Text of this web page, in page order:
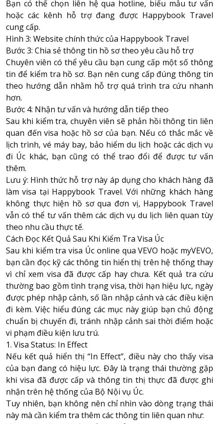
Bạn có thể chọn liên hệ qua hotline, biểu mẫu tư vấn
hoặc các kênh hỗ trợ đang được Happybook Travel
cung cấp.
Hình 3: Website chính thức của Happybook Travel
Bước 3: Chia sẻ thông tin hồ sơ theo yêu cầu hỗ trợ
Chuyên viên có thể yêu cầu bạn cung cấp một số thông
tin để kiểm tra hồ sơ. Bạn nên cung cấp đúng thông tin
theo hướng dẫn nhằm hỗ trợ quá trình tra cứu nhanh
hơn.
Bước 4: Nhận tư vấn và hướng dẫn tiếp theo
Sau khi kiểm tra, chuyên viên sẽ phản hồi thông tin liên
quan đến visa hoặc hồ sơ của bạn. Nếu có thắc mắc về
lịch trình, vé máy bay, bảo hiểm du lịch hoặc các dịch vụ
đi Úc khác, bạn cũng có thể trao đổi để được tư vấn
thêm.
Lưu ý: Hình thức hỗ trợ này áp dụng cho khách hàng đã
làm visa tại Happybook Travel. Với những khách hàng
không thực hiện hồ sơ qua đơn vị, Happybook Travel
vẫn có thể tư vấn thêm các dịch vụ du lịch liên quan tùy
theo nhu cầu thực tế.
Cách Đọc Kết Quả Sau Khi Kiểm Tra Visa Úc
Sau khi kiểm tra visa Úc online qua VEVO hoặc myVEVO,
bạn cần đọc kỹ các thông tin hiển thị trên hệ thống thay
vì chỉ xem visa đã được cấp hay chưa. Kết quả tra cứu
thường bao gồm tình trạng visa, thời hạn hiệu lực, ngày
được phép nhập cảnh, số lần nhập cảnh và các điều kiện
đi kèm. Việc hiểu đúng các mục này giúp bạn chủ động
chuẩn bị chuyến đi, tránh nhập cảnh sai thời điểm hoặc
vi phạm điều kiện lưu trú.
1. Visa Status: In Effect
Nếu kết quả hiển thị “In Effect”, điều này cho thấy visa
của bạn đang có hiệu lực. Đây là trạng thái thường gặp
khi visa đã được cấp và thông tin thị thực đã được ghi
nhận trên hệ thống của Bộ Nội vụ Úc.
Tuy nhiên, bạn không nên chỉ nhìn vào dòng trạng thái
này mà cần kiểm tra thêm các thông tin liên quan như: